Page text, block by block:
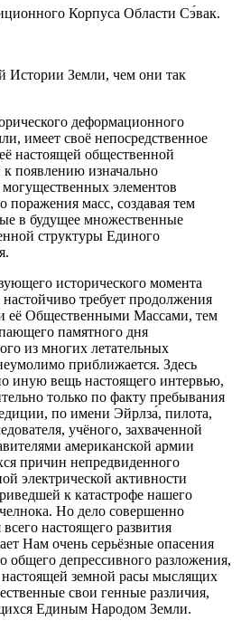
Корпуса Области Сэ́вак.
Истории Земли, чем они так
деформационного
имеет своё непосредственное
настоящей общественной
появлению изначально
элементов
поражения масс, создавая тем
в будущее множественные
структуры Единого
исторического момента
требует продолжения
её Общественными Массами, тем
памятного дня
из многих летательных
приближается. Здесь
иную вещь настоящего интервью,
только по факту пребывания
по имени Эйрлза́, пилота,
учёного, захваченной
американской армии
причин непредвиденного
электрической активности
к катастрофе нашего
Но дело совершенно
настоящего развития
Нам очень серьёзные опасения
общего депрессивного разложения,
настоящей земной расы мыслящих
свои генные различия,
Единым Народом Земли.